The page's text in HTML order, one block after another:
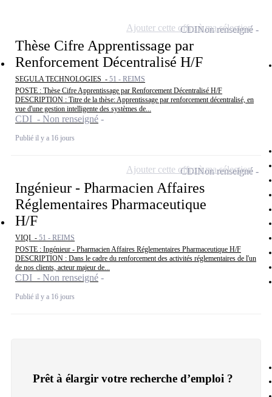
Thèse Cifre Apprentissage par
Renforcement Décentralisé H/F
SEGULA TECHNOLOGIES - 51 - REIMS
POSTE : Thèse Cifre Apprentissage par Renforcement Décentralisé H/F
DESCRIPTION : Titre de la thèse: Apprentissage par renforcement décentralisé, en
vue d'une gestion intelligente des systèmes de...
CDI - Non renseigné
Publié il y a 16 jours
CDINon renseigné
Ajouter cette offre à ma sélection
Ingénieur - Pharmacien Affaires
Réglementaires Pharmaceutique
H/F
VIQI - 51 - REIMS
POSTE : Ingénieur - Pharmacien Affaires Réglementaires Pharmaceutique H/F
DESCRIPTION : Dans le cadre du renforcement des activités réglementaires de l'un
de nos clients, acteur majeur de...
CDI - Non renseigné
Publié il y a 16 jours
CDINon renseigné
Ajouter cette offre à ma sélection
Prêt à élargir votre recherche d’emploi ?